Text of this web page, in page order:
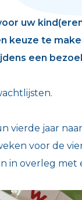
uw
keuze te
een
vierde jaar
voor de
in overleg